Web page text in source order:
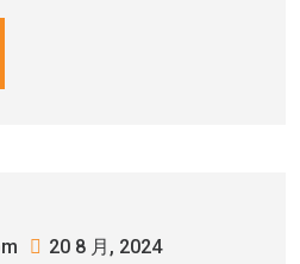
20 8 月, 2024